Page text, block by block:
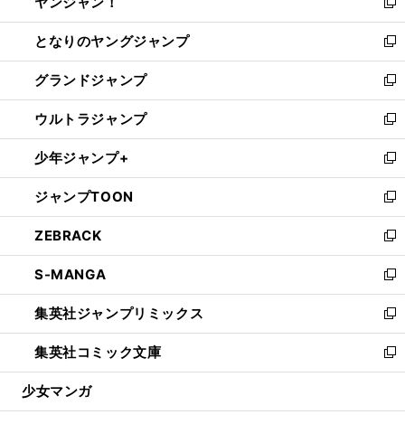
開
く
ィ
ン
ド
ウ
で
開
く
い
ウ
ィ
ン
ド
ウ
で
開
く
新
し
い
ウ
ィ
ン
ド
ウ
で
開
く
となりのヤングジャンプ
新
し
い
ウ
ィ
ン
ド
ウ
で
開
く
グランドジャンプ
新
し
い
ウ
ィ
ン
ド
ウ
で
開
く
ウルトラジャンプ
新
し
い
ウ
ィ
ン
ド
ウ
で
開
く
少年ジャンプ+
新
し
い
ウ
ィ
ン
ド
ウ
で
開
く
ジャンプTOON
新
し
い
ウ
ィ
ン
ド
ウ
で
開
ZEBRACK
新
し
い
ウ
ィ
ン
ド
ウ
開
S-MANGA
新
し
い
ウ
ィ
ン
ウ
集英社ジャンプリミックス
新
し
い
ウ
ン
集英社コミック文庫
新
し
ウ
少女マンガ